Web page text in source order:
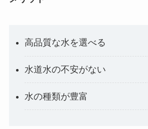
高品質な水を選べる
水道水の不安がない
水の種類が豊富